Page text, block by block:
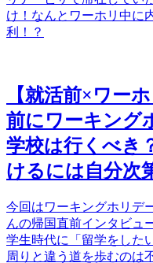
け！なんとワーホリ中に
利！？
【就活前×ワー
前にワーキング
学校は行くべき
けるには自分次
今回はワーキングホリデ
んの帰国直前インタビュ
学生時代に「留学をした
周りと違う道を歩むのは